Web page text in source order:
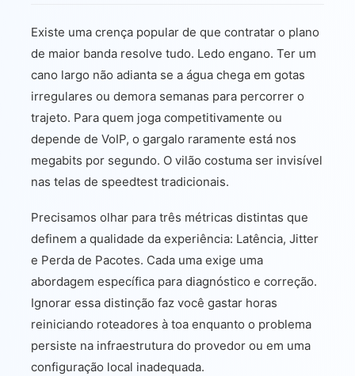
Existe uma crença popular de que contratar o plano
de maior banda resolve tudo. Ledo engano. Ter um
cano largo não adianta se a água chega em gotas
irregulares ou demora semanas para percorrer o
trajeto. Para quem joga competitivamente ou
depende de VoIP, o gargalo raramente está nos
megabits por segundo. O vilão costuma ser invisível
nas telas de speedtest tradicionais.
Precisamos olhar para três métricas distintas que
definem a qualidade da experiência: Latência, Jitter
e Perda de Pacotes. Cada uma exige uma
abordagem específica para diagnóstico e correção.
Ignorar essa distinção faz você gastar horas
reiniciando roteadores à toa enquanto o problema
persiste na infraestrutura do provedor ou em uma
configuração local inadequada.